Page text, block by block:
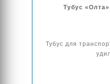
Тубус
Тубус для